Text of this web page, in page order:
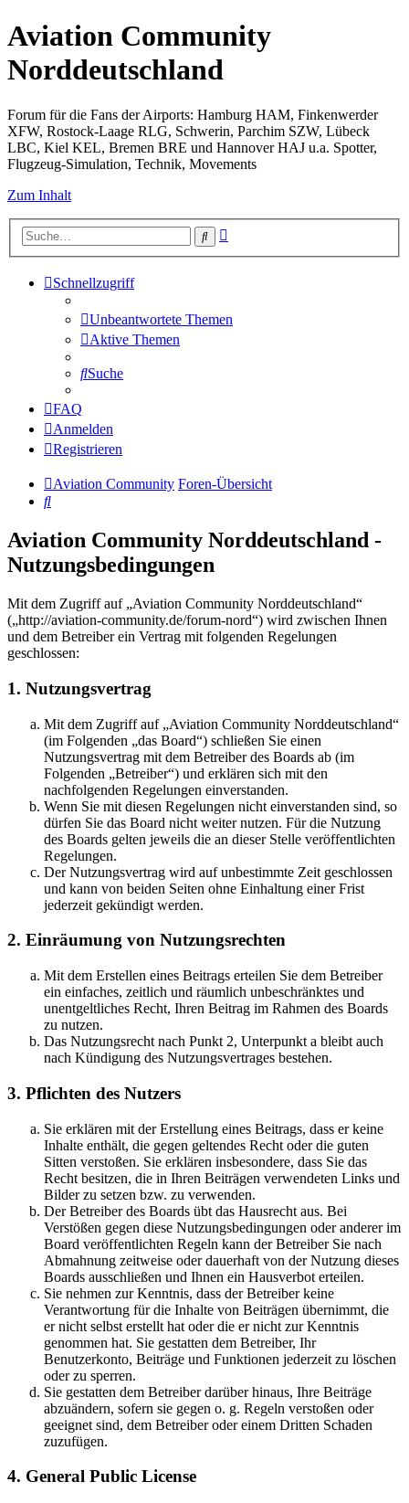
Aviation Community
Norddeutschland
Forum für die Fans der Airports: Hamburg HAM, Finkenwerder
XFW, Rostock-Laage RLG, Schwerin, Parchim SZW, Lübeck
LBC, Kiel KEL, Bremen BRE und Hannover HAJ u.a. Spotter,
Flugzeug-Simulation, Technik, Movements
Zum Inhalt
Suche
Schnellzugriff
Unbeantwortete Themen
Aktive Themen
Suche
FAQ
Anmelden
Registrieren
Aviation Community Foren-Übersicht
Suche
Aviation Community Norddeutschland -
Nutzungsbedingungen
Mit dem Zugriff auf „Aviation Community Norddeutschland“
(„http://aviation-community.de/forum-nord“) wird zwischen Ihnen
und dem Betreiber ein Vertrag mit folgenden Regelungen
geschlossen:
1. Nutzungsvertrag
Mit dem Zugriff auf „Aviation Community Norddeutschland“
(im Folgenden „das Board“) schließen Sie einen
Nutzungsvertrag mit dem Betreiber des Boards ab (im
Folgenden „Betreiber“) und erklären sich mit den
nachfolgenden Regelungen einverstanden.
Wenn Sie mit diesen Regelungen nicht einverstanden sind, so
dürfen Sie das Board nicht weiter nutzen. Für die Nutzung
des Boards gelten jeweils die an dieser Stelle veröffentlichten
Regelungen.
Der Nutzungsvertrag wird auf unbestimmte Zeit geschlossen
und kann von beiden Seiten ohne Einhaltung einer Frist
jederzeit gekündigt werden.
2. Einräumung von Nutzungsrechten
Mit dem Erstellen eines Beitrags erteilen Sie dem Betreiber
ein einfaches, zeitlich und räumlich unbeschränktes und
unentgeltliches Recht, Ihren Beitrag im Rahmen des Boards
zu nutzen.
Das Nutzungsrecht nach Punkt 2, Unterpunkt a bleibt auch
nach Kündigung des Nutzungsvertrages bestehen.
3. Pflichten des Nutzers
Sie erklären mit der Erstellung eines Beitrags, dass er keine
Inhalte enthält, die gegen geltendes Recht oder die guten
Sitten verstoßen. Sie erklären insbesondere, dass Sie das
Recht besitzen, die in Ihren Beiträgen verwendeten Links und
Bilder zu setzen bzw. zu verwenden.
Der Betreiber des Boards übt das Hausrecht aus. Bei
Verstößen gegen diese Nutzungsbedingungen oder anderer im
Board veröffentlichten Regeln kann der Betreiber Sie nach
Abmahnung zeitweise oder dauerhaft von der Nutzung dieses
Boards ausschließen und Ihnen ein Hausverbot erteilen.
Sie nehmen zur Kenntnis, dass der Betreiber keine
Verantwortung für die Inhalte von Beiträgen übernimmt, die
er nicht selbst erstellt hat oder die er nicht zur Kenntnis
genommen hat. Sie gestatten dem Betreiber, Ihr
Benutzerkonto, Beiträge und Funktionen jederzeit zu löschen
oder zu sperren.
Sie gestatten dem Betreiber darüber hinaus, Ihre Beiträge
abzuändern, sofern sie gegen o. g. Regeln verstoßen oder
geeignet sind, dem Betreiber oder einem Dritten Schaden
zuzufügen.
4. General Public License